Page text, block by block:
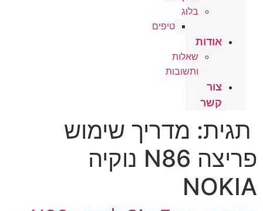
בלוג
טיפים
אודות
שאלות
ותשובות
צור
קשר
תגית: מדריך שימוש
פריצה N86 נוקיה
NOKIA